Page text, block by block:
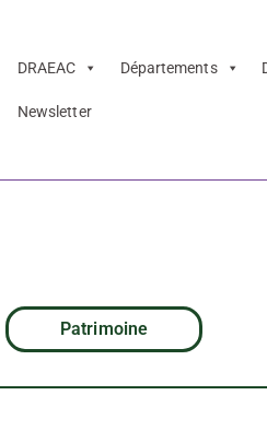
DRAEAC Départements
Newsletter
Patrimoine